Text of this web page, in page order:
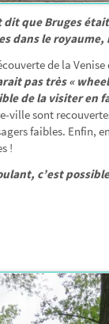
que Bruges
dans le
de la
pas très «
de la visiter en
ville sont
faibles. Enfin,
!
c’est